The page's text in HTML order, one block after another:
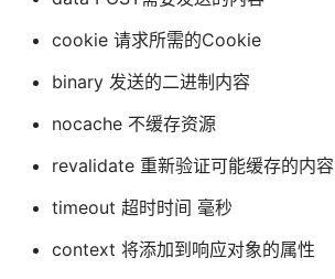
cookie 请求所需的Cookie
binary 发送的二进制内容
nocache 不缓存资源
revalidate 重新验证可能缓存的内容
timeout 超时时间 毫秒
context 将添加到响应对象的属性